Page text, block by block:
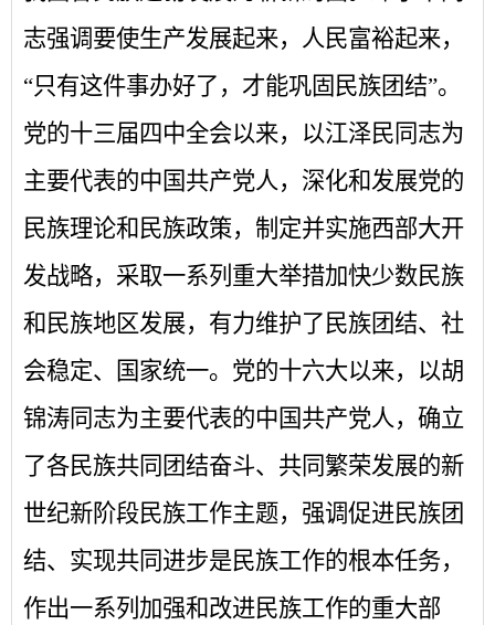
志强调要使生产发展起来，人民富裕起来，
“只有这件事办好了，才能巩固民族团结”。
党的十三届四中全会以来，以江泽民同志为
主要代表的中国共产党人，深化和发展党的
民族理论和民族政策，制定并实施西部大开
发战略，采取一系列重大举措加快少数民族
和民族地区发展，有力维护了民族团结、社
会稳定、国家统一。党的十六大以来，以胡
锦涛同志为主要代表的中国共产党人，确立
了各民族共同团结奋斗、共同繁荣发展的新
世纪新阶段民族工作主题，强调促进民族团
结、实现共同进步是民族工作的根本任务，
作出一系列加强和改进民族工作的重大部